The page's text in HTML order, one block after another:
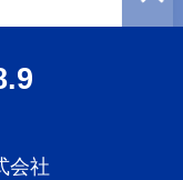
会社